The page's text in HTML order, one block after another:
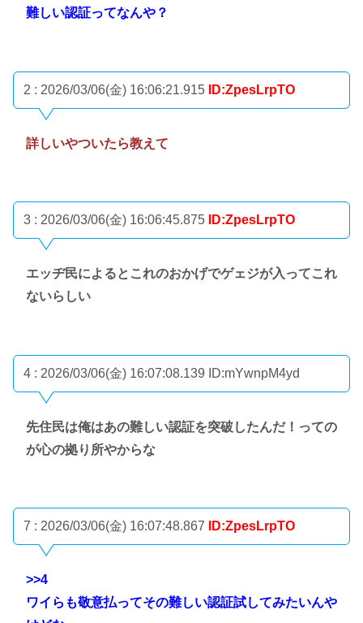
難しい認証ってなんや？
2 : 2026/03/06(金) 16:06:21.915 ID:ZpesLrpTO
詳しいやついたら教えて
3 : 2026/03/06(金) 16:06:45.875 ID:ZpesLrpTO
エッヂ民によるとこれのおかげでゲェジが入ってこれ
ないらしい
4 : 2026/03/06(金) 16:07:08.139 ID:mYwnpM4yd
先住民は俺はあの難しい認証を突破したんだ！っての
が心の拠り所やからな
7 : 2026/03/06(金) 16:07:48.867 ID:ZpesLrpTO
>>4
ワイらも敬意払ってその難しい認証試してみたいんや